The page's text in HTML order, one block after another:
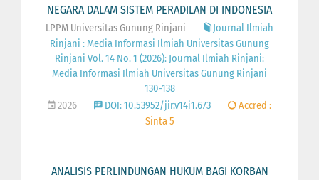
NEGARA DALAM SISTEM PERADILAN DI INDONESIA
LPPM Universitas Gunung Rinjani
Journal Ilmiah
Rinjani : Media Informasi Ilmiah Universitas Gunung
Rinjani Vol. 14 No. 1 (2026): Journal Ilmiah Rinjani:
Media Informasi Ilmiah Universitas Gunung Rinjani
130-138
2026
DOI: 10.53952/jir.v14i1.673
Accred :
Sinta 5
ANALISIS PERLINDUNGAN HUKUM BAGI KORBAN